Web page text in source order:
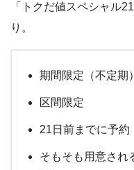
「トクだ値スペシャル
り。
期間限定（不定期）
区間限定
21日前までに予約
そもそも用意され